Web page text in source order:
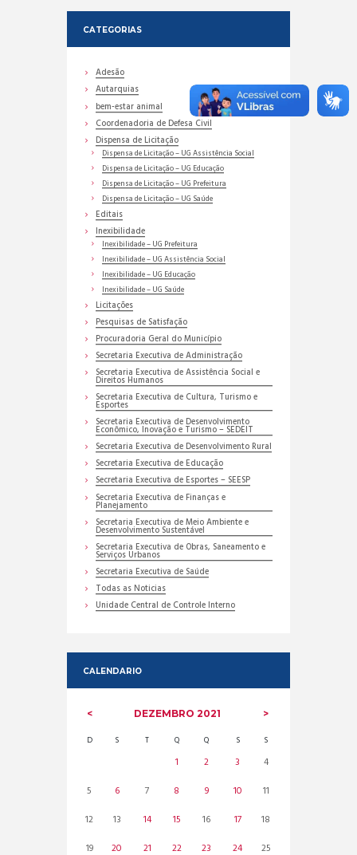
CATEGORIAS
Adesão
Autarquias
bem-estar animal
Coordenadoria de Defesa Civil
Dispensa de Licitação
Dispensa de Licitação – UG Assistência Social
Dispensa de Licitação – UG Educação
Dispensa de Licitação – UG Prefeitura
Dispensa de Licitação – UG Saúde
Editais
Inexibilidade
Inexibilidade – UG Prefeitura
Inexibilidade – UG Assistência Social
Inexibilidade – UG Educação
Inexibilidade – UG Saúde
Licitações
Pesquisas de Satisfação
Procuradoria Geral do Município
Secretaria Executiva de Administração
Secretaria Executiva de Assistência Social e
Direitos Humanos
Secretaria Executiva de Cultura, Turismo e
Esportes
Secretaria Executiva de Desenvolvimento
Econômico, Inovação e Turismo – SEDEIT
Secretaria Executiva de Desenvolvimento Rural
Secretaria Executiva de Educação
Secretaria Executiva de Esportes – SEESP
Secretaria Executiva de Finanças e
Planejamento
Secretaria Executiva de Meio Ambiente e
Desenvolvimento Sustentável
Secretaria Executiva de Obras, Saneamento e
Serviços Urbanos
Secretaria Executiva de Saúde
Todas as Noticias
Unidade Central de Controle Interno
CALENDARIO
DEZEMBRO2021
D S T Q Q S S
1 2 3
4
5
6 7 8 9 10
11
12
13 14 15 16 17
18
19
20 21 22 23 24 25